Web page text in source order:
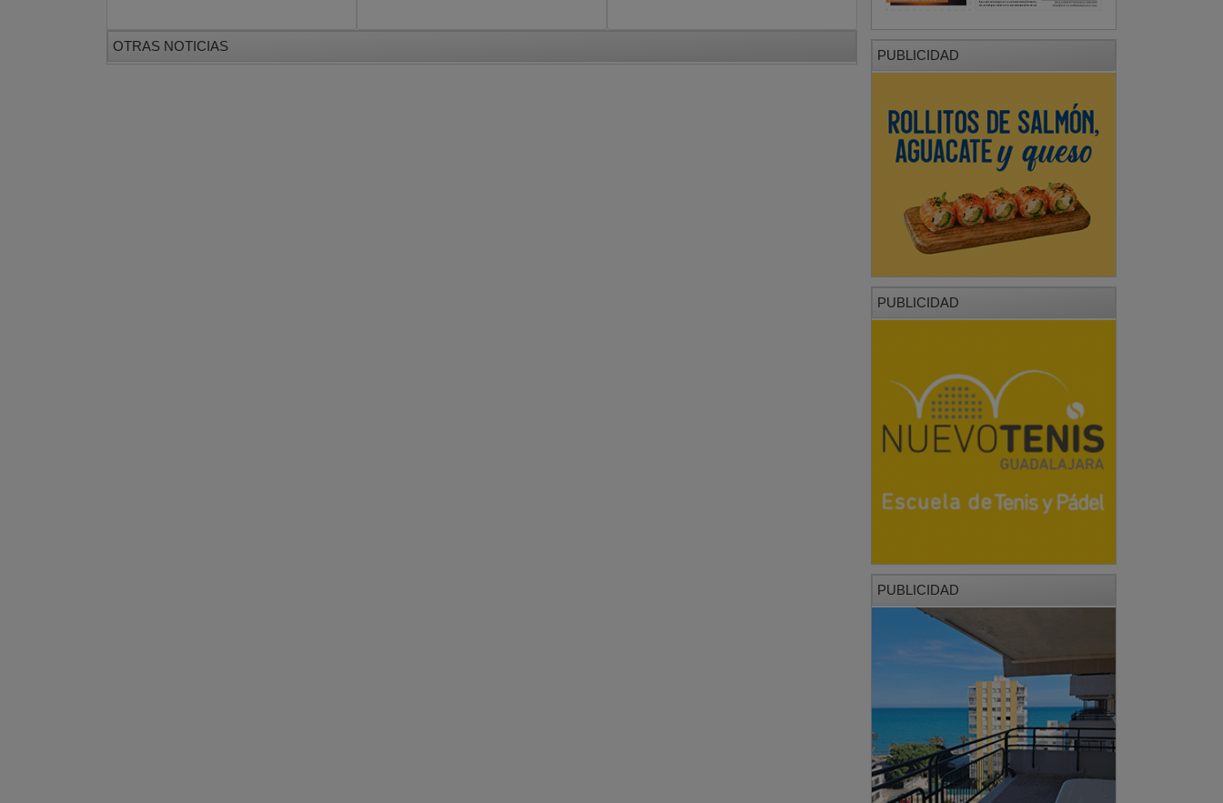
OTRAS NOTICIAS
PUBLICIDAD
PUBLICIDAD
PUBLICIDAD